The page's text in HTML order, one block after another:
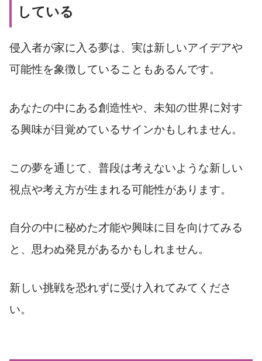
している
侵入者が家に入る夢は、実は新しいアイデアや
可能性を象徴していることもあるんです。
あなたの中にある創造性や、未知の世界に対す
る興味が目覚めているサインかもしれません。
この夢を通じて、普段は考えないような新しい
視点や考え方が生まれる可能性があります。
自分の中に秘めた才能や興味に目を向けてみる
と、思わぬ発見があるかもしれません。
新しい挑戦を恐れずに受け入れてみてくださ
い。